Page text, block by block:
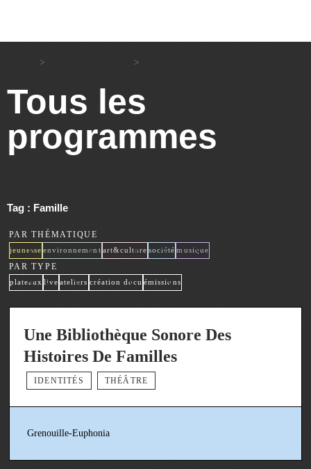
> >
Tous les
programmes
Tag : Famille
PAR THÉMATIQUE
jeunesse
x environnement
x art&culture
x société
x musique
x
PAR TYPE
plateaux
x live
x ateliers
x création docu
x émissions
x
Une Bibliothèque Sonore Des
Histoires De Familles
IDENTITÉS THÉÂTRE
Grenouille-Euphonia